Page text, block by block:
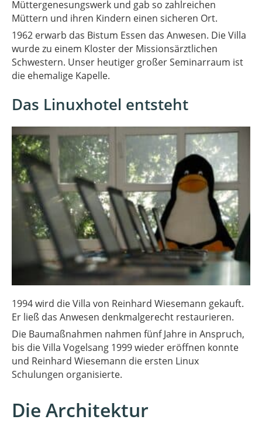
Müttergenesungswerk und gab so zahlreichen
Müttern und ihren Kindern einen sicheren Ort.
1962 erwarb das Bistum Essen das Anwesen. Die Villa
wurde zu einem Kloster der Missionsärztlichen
Schwestern. Unser heutiger großer Seminarraum ist
die ehemalige Kapelle.
Das Linuxhotel entsteht
1994 wird die Villa von Reinhard Wiesemann gekauft.
Er ließ das Anwesen denkmalgerecht restaurieren.
Die Baumaßnahmen nahmen fünf Jahre in Anspruch,
bis die Villa Vogelsang 1999 wieder eröffnen konnte
und Reinhard Wiesemann die ersten Linux
Schulungen organisierte.
Die Architektur